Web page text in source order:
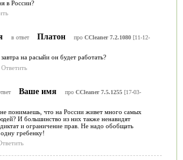
в России?
в ответ Платон про CCleaner 7.2.1080[11-12-
завтра на расыйи он будет работать?
Ответить
Ваше имя про CCleaner 7.5.1255[17-03-
понимаешь, что на России живет много самых
И большинство из них также ненавидят
и ограничение прав. Не надо обобщать
гребенку!